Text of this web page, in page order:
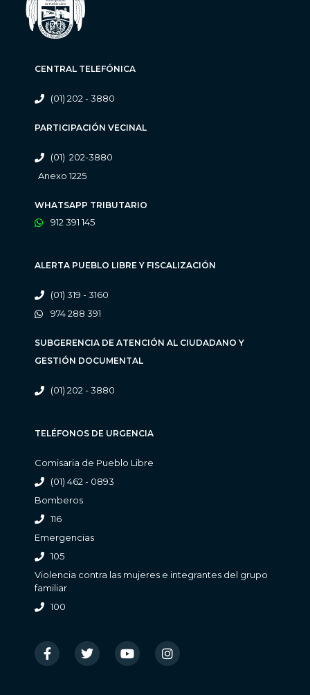
CENTRAL TELEFÓNICA
(01) 202 - 3880
PARTICIPACIÓN VECINAL
(01) 202-3880
Anexo 1225
WHATSAPP TRIBUTARIO
912 391 145
ALERTA PUEBLO LIBRE Y FISCALIZACIÓN
(01) 319 - 3160
974 288 391
SUBGERENCIA DE ATENCIÓN AL CIUDADANO Y
GESTIÓN DOCUMENTAL
(01) 202 - 3880
TELÉFONOS DE URGENCIA
Comisaria de Pueblo Libre
(01) 462 - 0893
Bomberos
116
Emergencias
105
Violencia contra las mujeres e integrantes del grupo
familiar
100